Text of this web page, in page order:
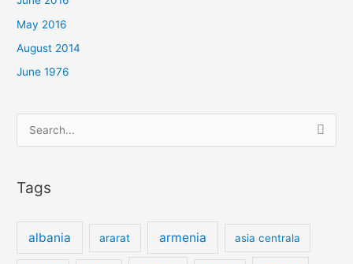
May 2016
August 2014
June 1976
for:
Tags
albania ararat armenia asia centrala